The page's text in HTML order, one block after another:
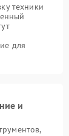
техники
для
и